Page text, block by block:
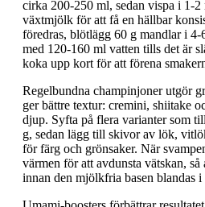
cirka 200-250 ml, sedan vispa i 1-2
växtmjölk för att få en hällbar
föredras, blötlägg 60 g mandlar i 4-
med 120-160 ml vatten tills det är
koka upp kort för att förena
Regelbundna champinjoner utgör
ger bättre textur: cremini, shiitake
djup. Syfta på flera varianter som
g, sedan lägg till skivor av lök,
för färg och grönsaker. När
värmen för att avdunsta vätskan,
innan den mjölkfria basen blandas i